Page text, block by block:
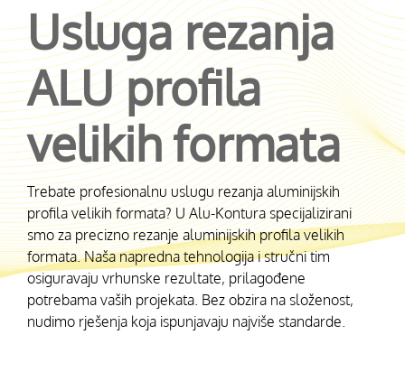
PVC stolarija
Zaštita od sunca i pogleda
Ostalo
Usluga rezanja
ALU profila
velikih formata
Trebate profesionalnu uslugu rezanja aluminijskih
profila velikih formata? U Alu-Kontura specijalizirani
smo za precizno rezanje aluminijskih profila velikih
formata. Naša napredna tehnologija i stručni tim
osiguravaju vrhunske rezultate, prilagođene
potrebama vaših projekata. Bez obzira na složenost,
nudimo rješenja koja ispunjavaju najviše standarde.